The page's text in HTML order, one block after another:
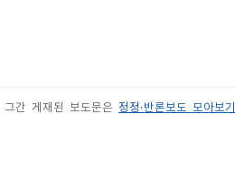
그간 게재된 보도문은 정정·반론보도 모아보기